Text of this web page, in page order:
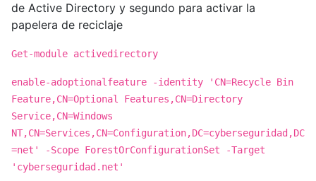
de Active Directory y segundo para activar la
papelera de reciclaje
Get-module activedirectory
enable-adoptionalfeature -identity 'CN=Recycle Bin
Feature,CN=Optional Features,CN=Directory
Service,CN=Windows
NT,CN=Services,CN=Configuration,DC=cyberseguridad,DC
=net' -Scope ForestOrConfigurationSet -Target
'cyberseguridad.net'